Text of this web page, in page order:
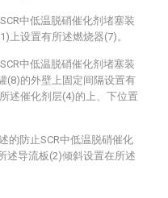
中低温脱硝催化剂堵塞装
上设置有所述燃烧器(7)。
中低温脱硝催化剂堵塞装
(8)的外壁上固定间隔设置有
述催化剂层(4)的上、下位置
的防止SCR中低温脱硝催化
述导流板(2)倾斜设置在所述